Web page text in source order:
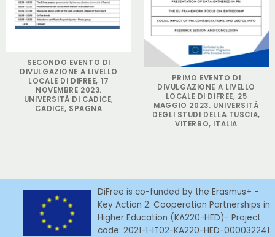
SECONDO EVENTO DI
DIVULGAZIONE A LIVELLO
LOCALE DI DIFREE, 17
NOVEMBRE 2023.
UNIVERSITÀ DI CADICE,
CADICE, SPAGNA
PRIMO EVENTO DI
DIVULGAZIONE A LIVELLO
LOCALE DI DIFREE, 25
MAGGIO 2023. UNIVERSITÀ
DEGLI STUDI DELLA TUSCIA,
VITERBO, ITALIA
DiFree is co-funded by the Erasmus+ -
Key Action 2: Cooperation Partnerships in
Higher Education (KA220-HED)- Project
code: 2021-1-IT02-KA220-HED-000032241